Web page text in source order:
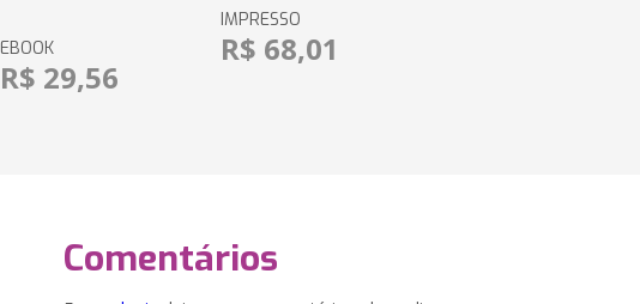
EBOOK
R$ 29,56
IMPRESSO
R$ 68,01
Comentários